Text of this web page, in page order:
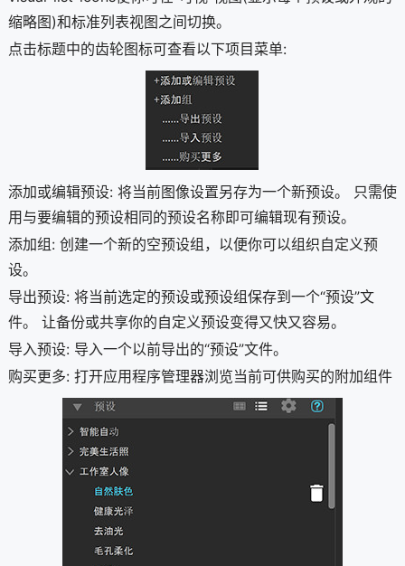
缩略图)和标准列表视图之间切换。
点击标题中的齿轮图标可查看以下项目菜单:
添加或编辑预设: 将当前图像设置另存为一个新预设。 只需使
用与要编辑的预设相同的预设名称即可编辑现有预设。
添加组: 创建一个新的空预设组，以便你可以组织自定义预
设。
导出预设: 将当前选定的预设或预设组保存到一个“预设”文
件。 让备份或共享你的自定义预设变得又快又容易。
导入预设: 导入一个以前导出的“预设”文件。
购买更多: 打开应用程序管理器浏览当前可供购买的附加组件